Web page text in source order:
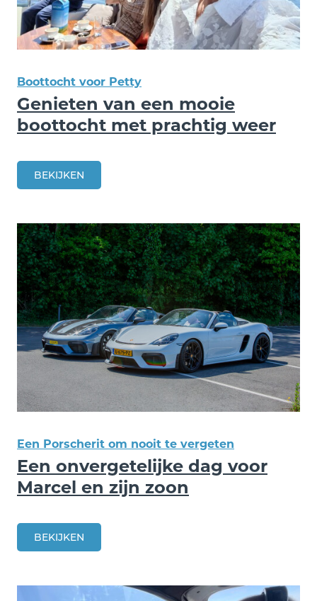
Boottocht voor Petty
Genieten van een mooie
boottocht met prachtig weer
BEKIJKEN
Een Porscherit om nooit te vergeten
Een onvergetelijke dag voor
Marcel en zijn zoon
BEKIJKEN